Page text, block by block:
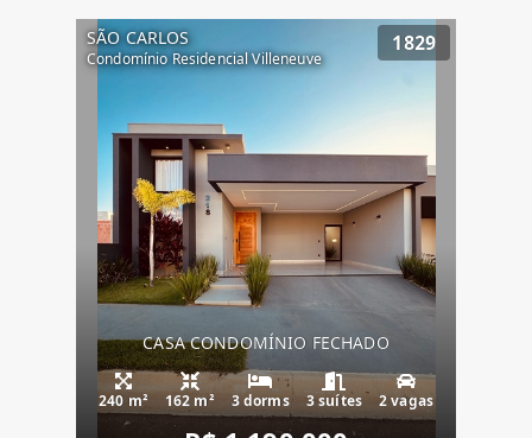
SÃO CARLOS
Condomínio Residencial Villeneuve
1829
CASA CONDOMÍNIO FECHADO
240 m² 162 m² 3 dorms 3 suítes 2 vagas